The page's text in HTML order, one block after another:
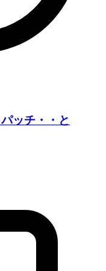
ッチ・・と